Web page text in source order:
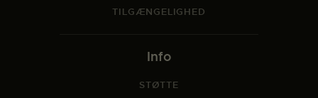
TILGÆNGELIGHED
Info
STØTTE